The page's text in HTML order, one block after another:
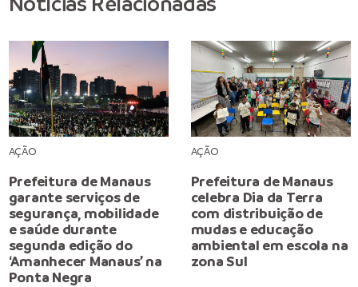
AÇÃO
Prefeitura de Manaus
garante serviços de
segurança, mobilidade
e saúde durante
segunda edição do
‘Amanhecer Manaus’ na
Ponta Negra
AÇÃO
Prefeitura de Manaus
celebra Dia da Terra
com distribuição de
mudas e educação
ambiental em escola na
zona Sul